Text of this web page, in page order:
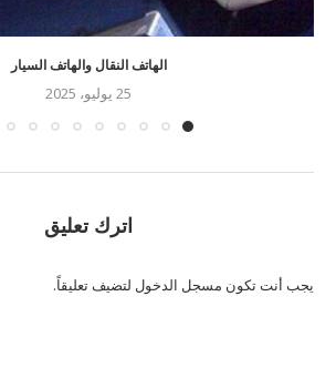
الهاتف النقال والهاتف السيار
25 يوليو، 2025
اترك تعليق
يجب أنت تكون مسجل الدخول لتضيف تعليقاً.